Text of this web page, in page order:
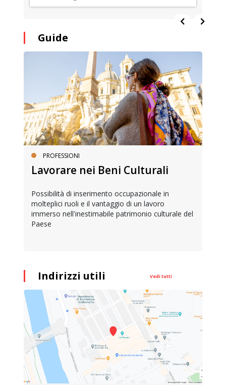
Guide
PROFESSIONI
Lavorare nei Beni Culturali
Possibilità di inserimento occupazionale in
molteplici ruoli e il vantaggio di un lavoro
immerso nell'inestimabile patrimonio culturale del
Paese
Indirizzi utili Vedi tutti